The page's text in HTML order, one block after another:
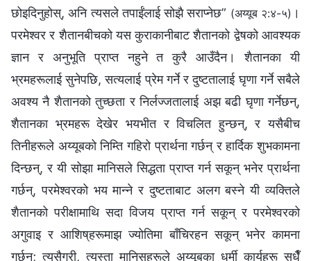
छोइदिनुहोस्, अनि त्यसले तपाईंलाई सोझै सराप्‍नेछ” (अय्यूब २:४-५) ।
परमेश्‍वर र शैतानबीचको यस कुराकानीबाट शैतानको द्वेषको आवश्यक
ज्ञान र अनुभूति प्राप्त नहुने त कुरै आउँदैन। शैतानका यी
भ्रमहरूलाई सुनेपछि, सत्यलाई प्रेम गर्ने र दुष्टतालाई घृणा गर्ने सबैले
अवश्य नै शैतानको तुच्छता र निर्लज्‍जतालाई अझ बढी घृणा गर्नेछन्,
शैतानका भ्रमहरू देखेर भयभीत र विचलित हुन्छन्, र यसैबीच
तिनीहरूले अय्यूबको निम्ति गहिरो प्रार्थना गर्छन् र हार्दिक शुभकामना
दिन्छन्, र यी सोझा मानिसले सिद्धता प्राप्त गर्न सकून् भनेर प्रार्थना
गर्छन्, परमेश्‍वरको भय मान्‍ने र दुष्टताबाट अलग बस्‍ने यी व्यक्तिले
शैतानको परीक्षामाथि सदा विजय प्राप्त गर्न सकून् र परमेश्‍वरको
अगुवाइ र आशिष्‌हरूमाझ ज्योतिमा बाँचिरहन सकून् भनेर कामना
गर्छन्; त्यसैगरी, त्यस्ता मानिसहरूले अय्यूबका धर्मी कार्यहरू सधैँ